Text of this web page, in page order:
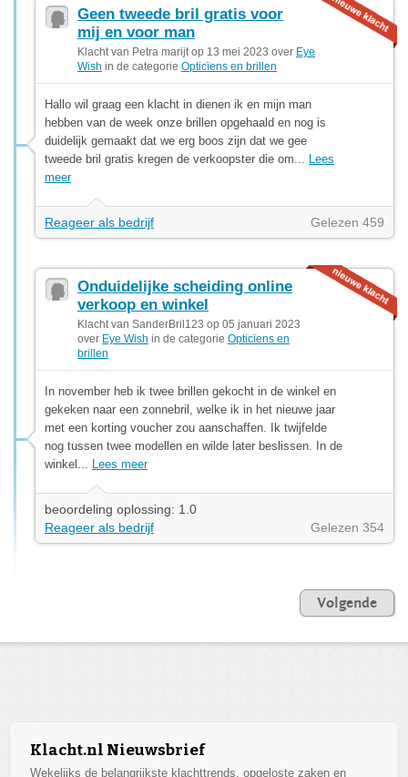
Geen tweede bril gratis voor
mij en voor man
Klacht van Petra marijt op 13 mei 2023 over Eye
Wish in de categorie Opticïens en brillen
Hallo wil graag een klacht in dienen ik en mijn man
hebben van de week onze brillen opgehaald en nog is
duidelijk gemaakt dat we erg boos zijn dat we gee
tweede bril gratis kregen de verkoopster die om... Lees
meer
Reageer als bedrijf Gelezen 459
Onduidelijke scheiding online
verkoop en winkel
Klacht van SanderBril123 op 05 januari 2023
over Eye Wish in de categorie Opticïens en
brillen
In november heb ik twee brillen gekocht in de winkel en
gekeken naar een zonnebril, welke ik in het nieuwe jaar
met een korting voucher zou aanschaffen. Ik twijfelde
nog tussen twee modellen en wilde later beslissen. In de
winkel... Lees meer
beoordeling oplossing: 1.0
Reageer als bedrijf
Gelezen 354
Volgende
Klacht.nl Nieuwsbrief
Wekelijks de belangrijkste klachttrends, opgeloste zaken en